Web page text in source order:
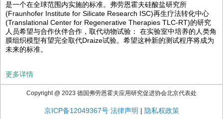
是一个在全球范围内实施的标准。弗劳恩霍夫硅酸盐研究所
(Fraunhofer Institute for Silicate Research ISC)再生疗法转化中心
(Translational Center for Regenerative Therapies TLC-RT)的研究
人员希望与合作伙伴合作，取代动物试验： 在实验室中培养的人类角
膜组织模型有望完全取代Draize试验。希望这种新的测试程序将成为
未来的标准。
更多详情
Copyright @ 2023 德国弗劳恩霍夫应用研究促进协会北京代表处
京ICP备12049367号 法律声明 | 隐私权政策